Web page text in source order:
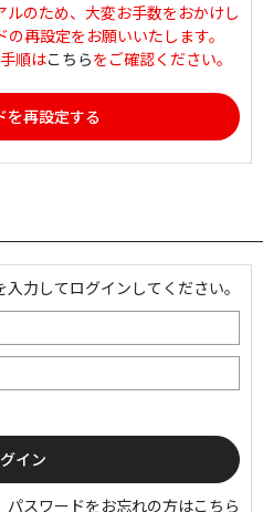
のため、大変お手数をおかけし
再設定をお願いいたします。
順はこちらをご確認ください。
を再設定する
力してログインしてください。
パスワードをお忘れの方はこちら